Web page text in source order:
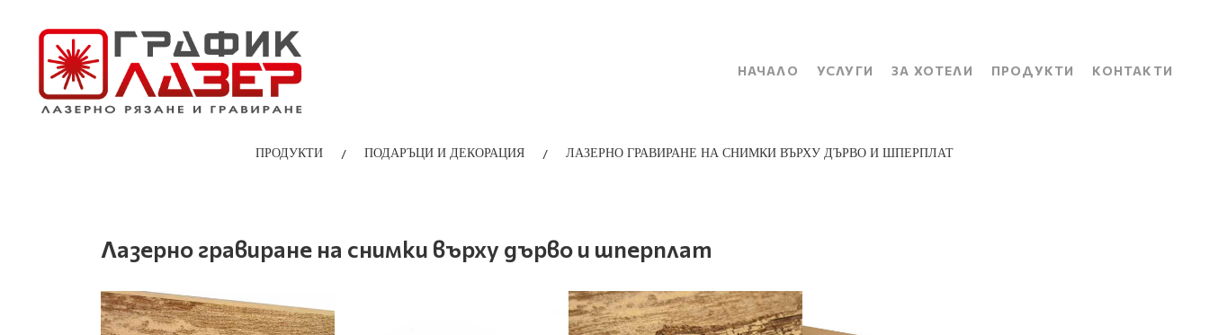
НАЧАЛО УСЛУГИ ЗА ХОТЕЛИ ПРОДУКТИ КОНТАКТИ
ПРОДУКТИ / ПОДАРЪЦИ И ДЕКОРАЦИЯ / ЛАЗЕРНО ГРАВИРАНЕ НА СНИМКИ ВЪРХУ ДЪРВО И ШПЕРПЛАТ
Лазерно гравиране на снимки върху дърво и шперплат